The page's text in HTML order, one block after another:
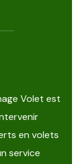
Volet est
en volets
service